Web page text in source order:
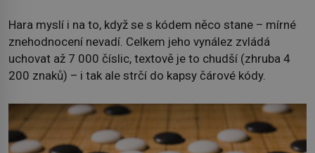
Hara myslí i na to, když se s kódem něco stane – mírné
znehodnocení nevadí. Celkem jeho vynález zvládá
uchovat až 7 000 číslic, textově je to chudší (zhruba 4
200 znaků) – i tak ale strčí do kapsy čárové kódy.